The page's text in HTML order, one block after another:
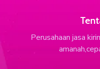
Perusahaan jasa